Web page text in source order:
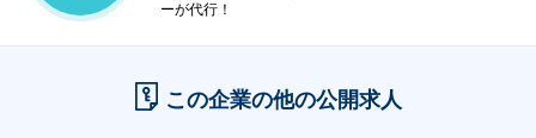
ーが代行！
この企業の他の公開求人